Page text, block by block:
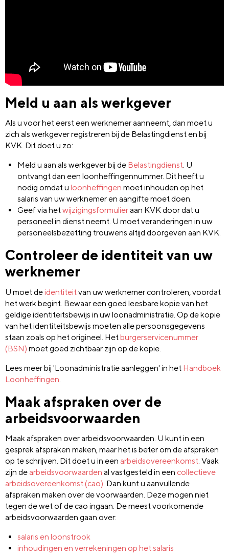
Meld u aan als werkgever
Als u voor het eerst een werknemer aanneemt, dan moet u
zich als werkgever registreren bij de Belastingdienst en bij
KVK. Dit doet u zo:
Meld u aan als werkgever bij de Belastingdienst. U
ontvangt dan een loonheffingennummer. Dit heeft u
nodig omdat u loonheffingen moet inhouden op het
salaris van uw werknemer en aangifte moet doen.
Geef via hetwijzigingsformulieraan KVK door dat u
personeel in dienst neemt. U moet veranderingen in uw
personeelsbezetting trouwens altijd doorgeven aan KVK.
Controleer de identiteit van uw
werknemer
U moet deidentiteit van uw werknemer controleren, voordat
het werk begint. Bewaar een goed leesbare kopie van het
geldige identiteitsbewijs in uw loonadministratie. Op de kopie
van het identiteitsbewijs moeten alle persoonsgegevens
staan zoals op het origineel. Het burgerservicenummer
(BSN) moet goed zichtbaar zijn op de kopie.
Lees meer bij 'Loonadministratie aanleggen' in het Handboek
Loonheffingen
Maak afspraken over de
arbeidsvoorwaarden
Maak afspraken over arbeidsvoorwaarden. U kunt in een
gesprek afspraken maken, maar het is beter om de afspraken
op te schrijven. Dit doet u in een arbeidsovereenkomst. Vaak
zijn de arbeidsvoorwaarden al vastgesteld in een collectieve
arbeidsovereenkomst (cao). Dan kunt u aanvullende
afspraken maken over de voorwaarden. Deze mogen niet
tegen de wet of de cao ingaan. De meest voorkomende
arbeidsvoorwaarden gaan over:
salaris en loonstrook
inhoudingen en verrekeningen op het salaris